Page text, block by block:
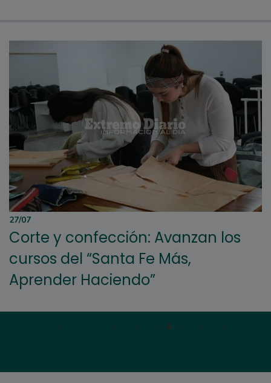
27/07
Corte y confección: Avanzan los
cursos del “Santa Fe Más,
Aprender Haciendo”
| | | | 4 | | |